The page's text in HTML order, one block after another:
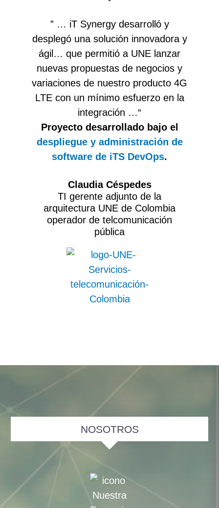
” … iT Synergy desarrolló y
desplegó una solución innovadora y
ágil… que permitió a UNE lanzar
nuevas propuestas de negocios y
variaciones de nuestro producto 4G
LTE con un mínimo esfuerzo en la
integración …“
Proyecto desarrollado bajo el
despliegue y administración de
software de iTS DevOps.
Claudia Céspedes
TI gerente adjunto de la
arquitectura UNE de Colombia
operador de telcomunicación
pública
NOSOTROS